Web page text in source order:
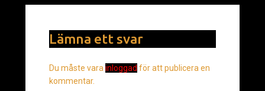
Lämna ett svar
Du måste varainloggad för att publicera en
kommentar.